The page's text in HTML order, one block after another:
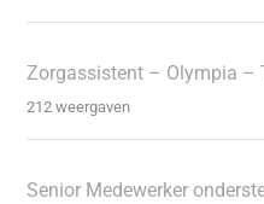
Zorgassistent – Olympia –
212 weergaven
Senior Medewerker